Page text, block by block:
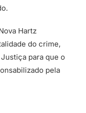
Hartz
do crime,
para que o
pela